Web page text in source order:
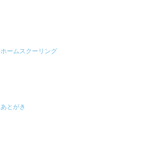
ホームスクーリング
あとがき